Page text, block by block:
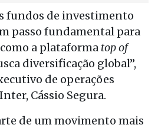
fundos de investimento
passo fundamental para
a plataforma top of
diversificação global”,
de operações
Cássio Segura.
de um movimento mais